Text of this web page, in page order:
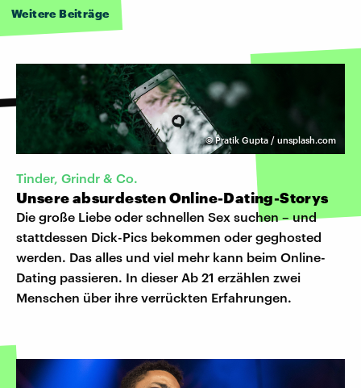
Weitere Beiträge
©Pratik Gupta / unsplash.com
Tinder, Grindr & Co.
Unsere absurdesten Online-Dating-Storys
Die große Liebe oder schnellen Sex suchen – und
stattdessen Dick-Pics bekommen oder geghosted
werden. Das alles und viel mehr kann beim Online-
Dating passieren. In dieser Ab 21 erzählen zwei
Menschen über ihre verrückten Erfahrungen.